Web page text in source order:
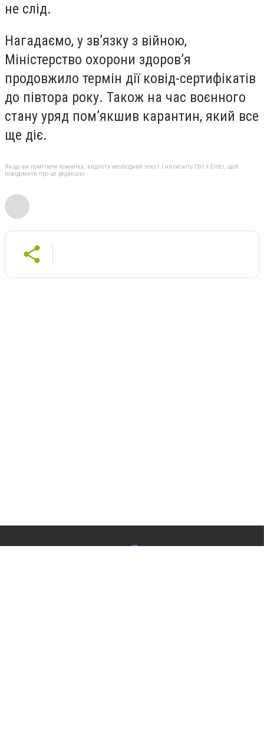
не слід.
Нагадаємо, у зв’язку з війною,
Міністерство охорони здоров’я
продовжило термін дії ковід-сертифікатів
до півтора року. Також на час воєнного
стану уряд пом’якшив карантин, який все
ще діє.
Якщо ви помітили помилку, виділіть необхідний текст і натисніть Ctrl + Enter, щоб
повідомити про це редакцію